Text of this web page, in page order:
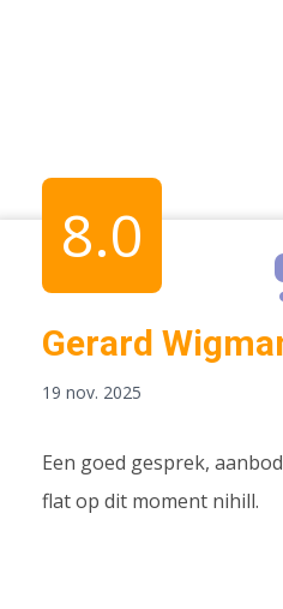
8.0
Gerard
19 nov. 2025
Een goed gesprek,
flat op dit moment nihill.